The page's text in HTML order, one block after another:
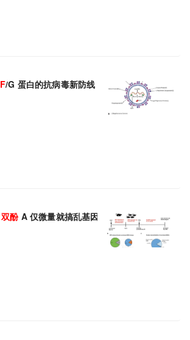
F/G 蛋白的抗病毒新防线
双酚A 仅微量就搞乱基因，女性多囊+癌风险，